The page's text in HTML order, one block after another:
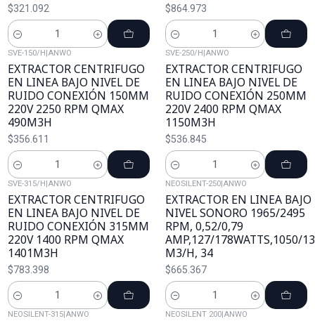
$321.092
Cantidad
$864.973
Cantidad
SVE-150/H ANWO
EXTRACTOR CENTRIFUGO
EN LINEA BAJO NIVEL DE
RUIDO CONEXIÓN 150MM
220V 2250 RPM QMAX
490M3H
$356.611
Cantidad
SVE-250/H ANWO
EXTRACTOR CENTRIFUGO
EN LINEA BAJO NIVEL DE
RUIDO CONEXIÓN 250MM
220V 2400 RPM QMAX
1150M3H
$536.845
Cantidad
SVE-315/H ANWO
EXTRACTOR CENTRIFUGO
EN LINEA BAJO NIVEL DE
RUIDO CONEXIÓN 315MM
220V 1400 RPM QMAX
1401M3H
$783.398
Cantidad
NEOSILENT-250 ANWO
EXTRACTOR EN LINEA BAJO
NIVEL SONORO 1965/2495
RPM, 0,52/0,79
AMP,127/178WATTS,1050/
M3/H, 34
$665.367
Cantidad
NEOSILENT-315 ANWO NEOSILENT 200 ANWO